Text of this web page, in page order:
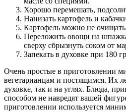
Хорошо перемешать,
Нанизать картофель и
Картофель можно не
Переложить овощи на
сверху сбрызнуть соком от
Запекать в духовке при 180
Очень простые в приготовлении
вегетарианцам и постящимся. Их
духовке, так и на углях. Блюда,
способом не навредят вашей
приготовлении используется